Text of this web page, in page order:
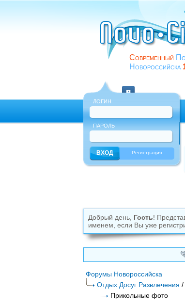
Современный
Новороссийска
ЛОГИН
ПАРОЛЬ
Регистрация
Добрый день, Гость!
именем, если Вы уже
Форумы Новороссийска
Отдых Досуг Развлечения /
Прикольные фото